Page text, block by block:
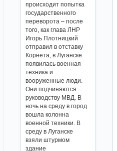
происходит попытка
государственного
переворота – после
того, как глава ЛНР
Игорь Плотницкий
отправил в отставку
Корнета, в Луганске
появилась военная
техника и
вооруженные люди.
Они подчиняются
руководству МВД. В
ночь на среду в город
вошла колонна
военной техники. В
среду в Луганске
взяли штурмом
здание